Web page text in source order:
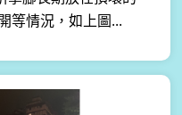
等情況，如上圖...